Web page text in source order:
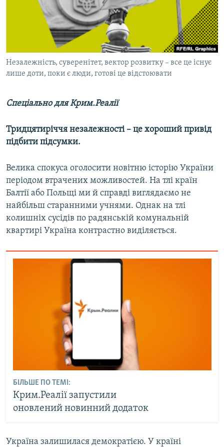
ВІДЕОУРОКИ «ELIFBE»
СВІДЧЕННЯ ОКУПАЦІЇ
УКРАЇНСЬКА ПРОБЛЕМА КРИМУ
ІНФОГРАФІКА
ДОЛУЧАЙСЯ!
Усі сайти RFE/RL
Незалежність, суверенітет, вектор розвитку – все це існує
лише доти, поки є люди, готові це відстоювати
Спеціально для Крим.Реалії
Тридцятиріччя незалежності – це хороший привід
підбити підсумки.
Велика спокуса оголосити новітню історію України
періодом втрачених можливостей. На тлі країн
Балтії або Польщі ми й справді виглядаємо не
найбільш старанними учнями. Однак на тлі
колишніх сусідів по радянській комунальній
квартирі Україна контрастно виділяється.
БІЛЬШЕ ПО ТЕМІ:
Крим.Реалії запустили
оновлений новинний додаток
Україна залишилася демократією. У країні